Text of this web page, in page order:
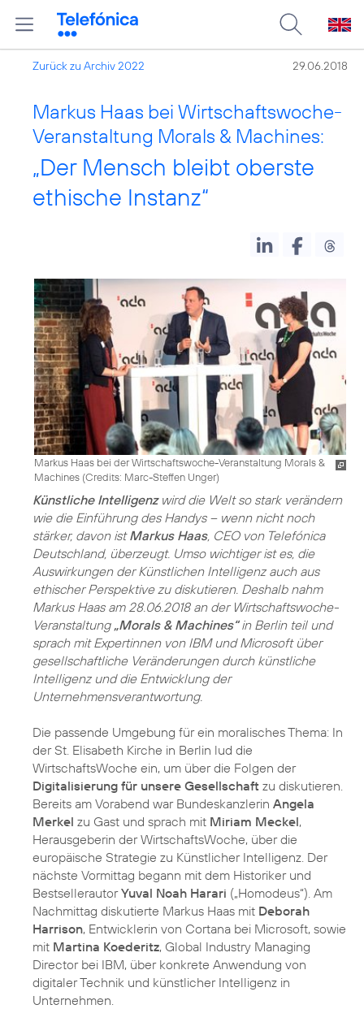
Zurück zu Archiv 2022 29.06.2018
Markus Haas bei Wirtschaftswoche-
Veranstaltung Morals & Machines:
„Der Mensch bleibt oberste
ethische Instanz“
Markus Haas bei der Wirtschaftswoche-Veranstaltung Morals &
Machines (Credits: Marc-Steffen Unger)
Künstliche Intelligenzwird die Welt so stark verändern
wie die Einführung des Handys – wenn nicht noch
stärker, davon istMarkus Haas, CEO von Telefónica
Deutschland, überzeugt. Umso wichtiger ist es, die
Auswirkungen der Künstlichen Intelligenz auch aus
ethischer Perspektive zu diskutieren. Deshalb nahm
Markus Haas am 28.06.2018 an der Wirtschaftswoche-
Veranstaltung „Morals & Machines“in Berlin teil und
sprach mit Expertinnen von IBM und Microsoft über
gesellschaftliche Veränderungen durch künstliche
Intelligenz und die Entwicklung der
Unternehmensverantwortung.
Die passende Umgebung für ein moralisches Thema: In
der St. Elisabeth Kirche in Berlin lud die
WirtschaftsWoche ein, um über die Folgen der
Digitalisierung für unsere Gesellschaft zu diskutieren.
Bereits am Vorabend war Bundeskanzlerin Angela
Merkel zu Gast und sprach mit Miriam Meckel,
Herausgeberin der WirtschaftsWoche, über die
europäische Strategie zu Künstlicher Intelligenz. Der
nächste Vormittag begann mit dem Historiker und
BestsellerautorYuval Noah Harari („Homodeus“). Am
Nachmittag diskutierte Markus Haas mit Deborah
Harrison, Entwicklerin von Cortana bei Microsoft, sowie
mit Martina Koederitz, Global Industry Managing
Director bei IBM, über konkrete Anwendung von
digitaler Technik und künstlicher Intelligenz in
Unternehmen.